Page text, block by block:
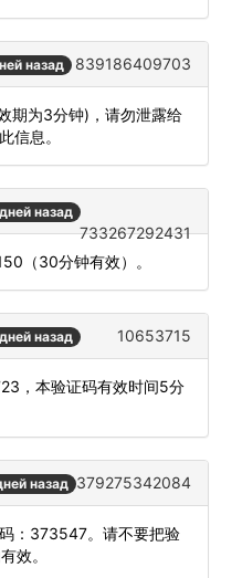
назад 839186409703
期为3分钟)，请勿泄露给
信息。
назад
733267292431
（30分钟有效）。
назад 10653715
，本验证码有效时间5分
назад 379275342084
：373547。请不要把验
效。